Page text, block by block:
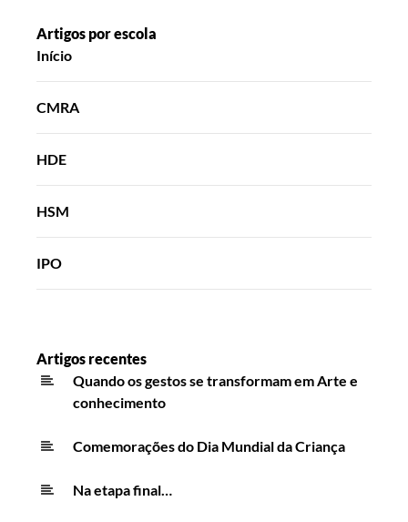
Artigos por escola
Início
CMRA
HDE
HSM
IPO
Artigos recentes
Quando os gestos se transformam em Arte e
conhecimento
Comemorações do Dia Mundial da Criança
Na etapa final…